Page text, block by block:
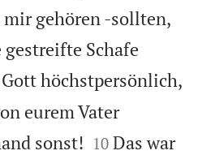
gehören -sollten,
Schafe
Gott höchstpersönlich,
eurem Vater
sonst! 

10 Das war